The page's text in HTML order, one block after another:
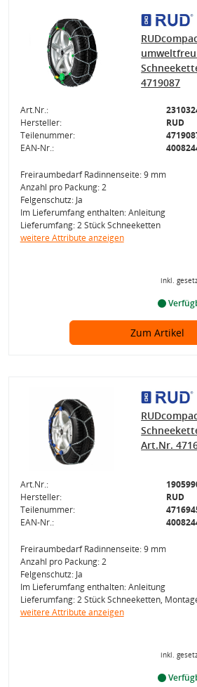
4719087
Art.Nr.:
Hersteller:
RUD
Teilenummer:
EAN-Nr.:
Freiraumbedarf Radinnenseite: 9 mm
Anzahl pro Packung: 2
Felgenschutz: Ja
Im Lieferumfang enthalten: Anleitung
Lieferumfang: 2 Stück Schneeketten
weitere Attribute anzeigen
inkl.
Zum Artikel
Art.Nr.
Art.Nr.:
Hersteller:
RUD
Teilenummer:
EAN-Nr.:
Freiraumbedarf Radinnenseite: 9 mm
Anzahl pro Packung: 2
Felgenschutz: Ja
Im Lieferumfang enthalten: Anleitung
Lieferumfang: 2 Stück Schneeketten,
weitere Attribute anzeigen
inkl.